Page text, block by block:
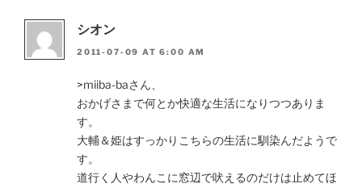
シオン
2011-07-09 AT 6:00 AM
>miiba-baさん、
おかげさまで何とか快適な生活になりつつありま
す。
大輔＆姫はすっかりこちらの生活に馴染んだようで
す。
道行く人やわんこに窓辺で吠えるのだけは止めてほ